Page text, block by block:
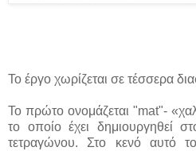
Το έργο χωρίζεται σε τέσσερα
Το πρώτο ονομάζεται "mat"-
το οποίο έχει δημιουργηθεί
τετραγώνου. Στο κενό αυτό